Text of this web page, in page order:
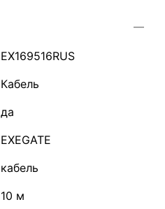
EX169516RUS
Кабель
да
EXEGATE
кабель
10 м